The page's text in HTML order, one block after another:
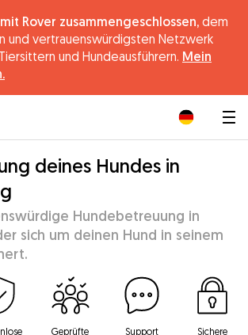
Rover zusammengeschlossen, dem
vertrauenswürdigsten Netzwerk
und Hundeausführern. Mein
deines Hundes in
Hundebetreuung in
sich um deinen Hund in seinem
Geprüfte
Support
Sichere